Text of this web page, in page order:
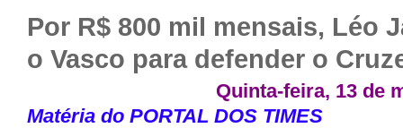
Por R$ 800 mil mensais, Léo
o Vasco para defender o
Quinta-feira, 13 de
Matéria do PORTAL DOS TIMES